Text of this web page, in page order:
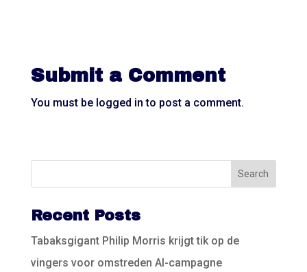
Submit a Comment
You must be logged in to post a comment.
Recent Posts
Tabaksgigant Philip Morris krijgt tik op de
vingers voor omstreden AI-campagne